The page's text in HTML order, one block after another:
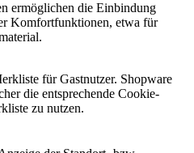
ermöglichen die Einbindung
Komfortfunktionen, etwa für
für Gastnutzer. Shopware
die entsprechende Cookie-
zu nutzen.